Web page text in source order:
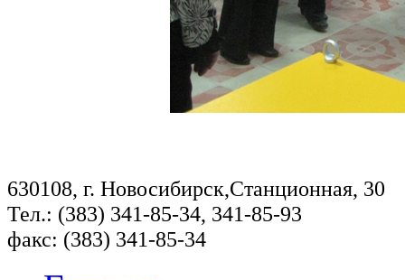
630108, г. Новосибирск,Станционная, 30
Тел.: (383) 341-85-34, 341-85-93
факс: (383) 341-85-34